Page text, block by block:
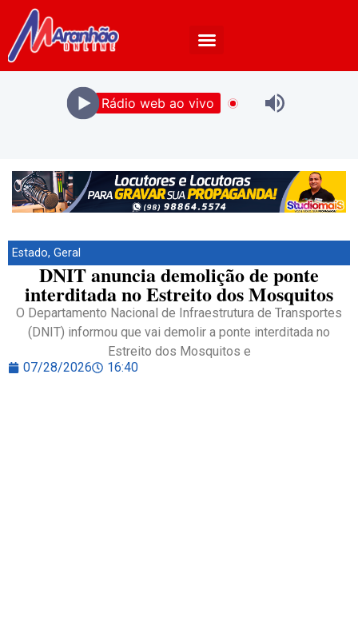
Rádio web ao vivo
Estado, Geral
DNIT anuncia demolição de ponte
interditada no Estreito dos Mosquitos
O Departamento Nacional de Infraestrutura de Transportes
(DNIT) informou que vai demolir a ponte interditada no
Estreito dos Mosquitos e
07/28/2026
16:40